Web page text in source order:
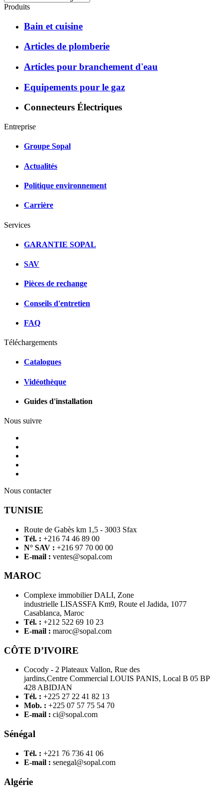
Produits
Bain et cuisine
Articles de plomberie
Articles pour branchement d'eau
Equipements pour le gaz
Connecteurs Électriques
Entreprise
Groupe Sopal
Actualités
Politique environnement
Carrière
Services
GARANTIE SOPAL
SAV
Pièces de rechange
Conseils d'entretien
FAQ
Téléchargements
Catalogues
Vidéothèque
Guides d'installation
Nous suivre
Nous contacter
TUNISIE
Route de Gabès km 1,5 - 3003 Sfax
Tél. : +216 74 46 89 00
N° SAV : +216 97 70 00 00
E-mail : ventes@sopal.com
MAROC
Complexe immobilier DALI, Zone
industrielle LISASSFA Km9, Route el Jadida, 1077
Casablanca, Maroc
Tél. : +212 522 69 10 23
E-mail : maroc@sopal.com
CÔTE D’IVOIRE
Cocody - 2 Plateaux Vallon, Rue des
jardins,Centre Commercial LOUIS PANIS, Local B 05 BP
428 ABIDJAN
Tél. : +225 27 22 41 82 13
Mob. : +225 07 57 75 54 70
E-mail : ci@sopal.com
Sénégal
Tél. : +221 76 736 41 06
E-mail : senegal@sopal.com
Algérie